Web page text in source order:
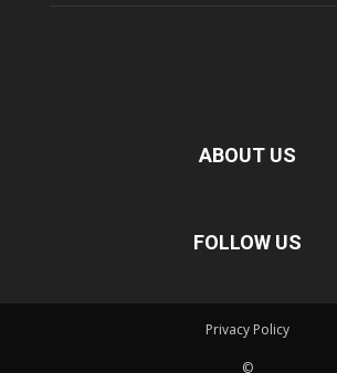
ABOUT US
FOLLOW US
Privacy Policy
©